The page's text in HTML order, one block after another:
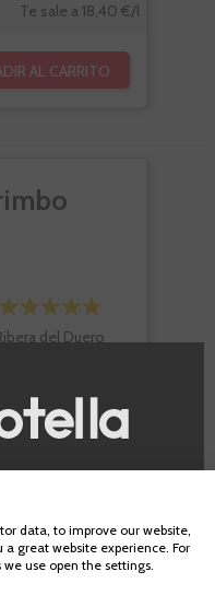
Te sale a 18,40 €/l
AL CARRITO
del Duero
24,10 €
Te sale a 32,13 €/l
edad?
tener la edad legal de
es suficiente para
data, to improve our website,
great website experience. For
use open the settings.